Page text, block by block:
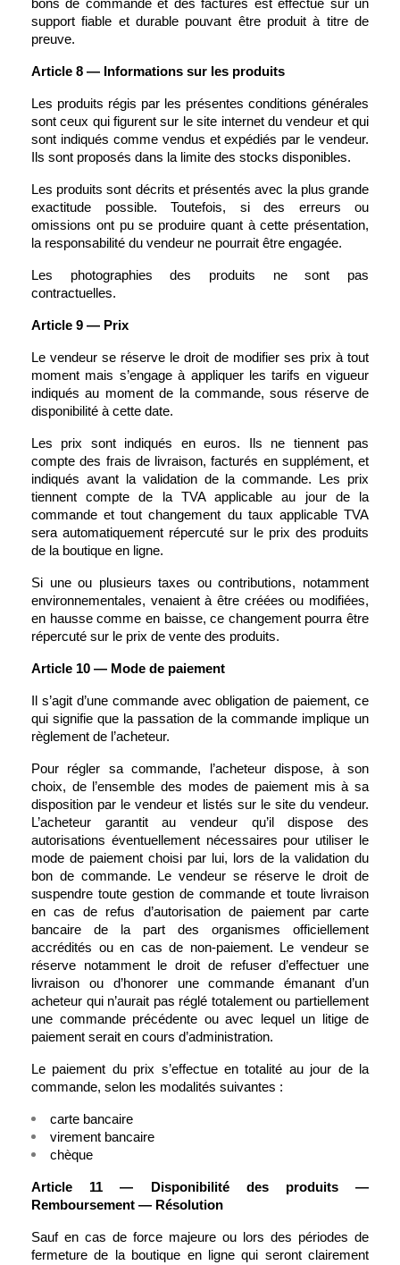
bons de commande et des factures est effectué sur un
support fiable et durable pouvant être produit à titre de
preuve.
Article 8 — Informations sur les produits
Les produits régis par les présentes conditions générales
sont ceux qui figurent sur le site internet du vendeur et qui
sont indiqués comme vendus et expédiés par le vendeur.
Ils sont proposés dans la limite des stocks disponibles.
Les produits sont décrits et présentés avec la plus grande
exactitude possible. Toutefois, si des erreurs ou
omissions ont pu se produire quant à cette présentation,
la responsabilité du vendeur ne pourrait être engagée.
Les photographies des produits ne sont pas
contractuelles.
Article 9 — Prix
Le vendeur se réserve le droit de modifier ses prix à tout
moment mais s’engage à appliquer les tarifs en vigueur
indiqués au moment de la commande, sous réserve de
disponibilité à cette date.
Les prix sont indiqués en euros. Ils ne tiennent pas
compte des frais de livraison, facturés en supplément, et
indiqués avant la validation de la commande. Les prix
tiennent compte de la TVA applicable au jour de la
commande et tout changement du taux applicable TVA
sera automatiquement répercuté sur le prix des produits
de la boutique en ligne.
Si une ou plusieurs taxes ou contributions, notamment
environnementales, venaient à être créées ou modifiées,
en hausse comme en baisse, ce changement pourra être
répercuté sur le prix de vente des produits.
Article 10 — Mode de paiement
Il s’agit d’une commande avec obligation de paiement, ce
qui signifie que la passation de la commande implique un
règlement de l’acheteur.
Pour régler sa commande, l’acheteur dispose, à son
choix, de l’ensemble des modes de paiement mis à sa
disposition par le vendeur et listés sur le site du vendeur.
L’acheteur garantit au vendeur qu’il dispose des
autorisations éventuellement nécessaires pour utiliser le
mode de paiement choisi par lui, lors de la validation du
bon de commande. Le vendeur se réserve le droit de
suspendre toute gestion de commande et toute livraison
en cas de refus d’autorisation de paiement par carte
bancaire de la part des organismes officiellement
accrédités ou en cas de non-paiement. Le vendeur se
réserve notamment le droit de refuser d’effectuer une
livraison ou d’honorer une commande émanant d’un
acheteur qui n’aurait pas réglé totalement ou partiellement
une commande précédente ou avec lequel un litige de
paiement serait en cours d’administration.
Le paiement du prix s’effectue en totalité au jour de la
commande, selon les modalités suivantes :
carte bancaire
virement bancaire
chèque
Article 11 — Disponibilité des produits —
Remboursement — Résolution
Sauf en cas de force majeure ou lors des périodes de
fermeture de la boutique en ligne qui seront clairement